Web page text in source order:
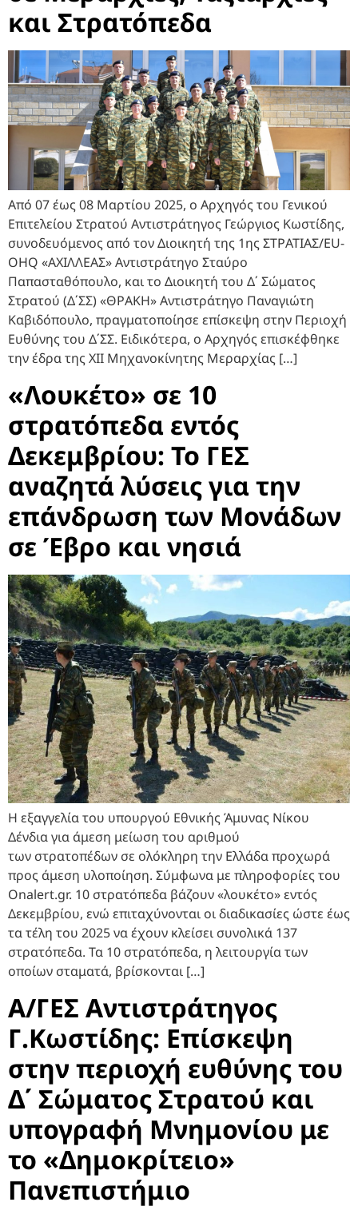
και Στρατόπεδα
Από 07 έως 08 Μαρτίου 2025, ο Αρχηγός του Γενικού
Επιτελείου Στρατού Αντιστράτηγος Γεώργιος Κωστίδης,
συνοδευόμενος από τον Διοικητή της 1ης ΣΤΡΑΤΙΑΣ/EU-
OHQ «ΑΧΙΛΛΕΑΣ» Αντιστράτηγο Σταύρο
Παπασταθόπουλο, και το Διοικητή του Δ΄ Σώματος
Στρατού (Δ΄ΣΣ) «ΘΡΑΚΗ» Αντιστράτηγο Παναγιώτη
Καβιδόπουλο, πραγματοποίησε επίσκεψη στην Περιοχή
Ευθύνης του Δ΄ΣΣ. Ειδικότερα, ο Αρχηγός επισκέφθηκε
την έδρα της XΙΙ Μηχανοκίνητης Μεραρχίας […]
«Λουκέτο» σε 10
στρατόπεδα εντός
Δεκεμβρίου: Το ΓΕΣ
αναζητά λύσεις για την
επάνδρωση των Μονάδων
σε Έβρο και νησιά
Η εξαγγελία του υπουργού Εθνικής Άμυνας Νίκου
Δένδια για άμεση μείωση του αριθμού
των στρατοπέδων σε ολόκληρη την Ελλάδα προχωρά
προς άμεση υλοποίηση. Σύμφωνα με πληροφορίες του
Onalert.gr. 10 στρατόπεδα βάζουν «λουκέτο» εντός
Δεκεμβρίου, ενώ επιταχύνονται οι διαδικασίες ώστε έως
τα τέλη του 2025 να έχουν κλείσει συνολικά 137
στρατόπεδα. Τα 10 στρατόπεδα, η λειτουργία των
οποίων σταματά, βρίσκονται […]
Α/ΓΕΣ Αντιστράτηγος
Γ.Κωστίδης: Επίσκεψη
στην περιοχή ευθύνης του
Δ΄ Σώματος Στρατού και
υπογραφή Μνημονίου με
το «Δημοκρίτειο»
Πανεπιστήμιο